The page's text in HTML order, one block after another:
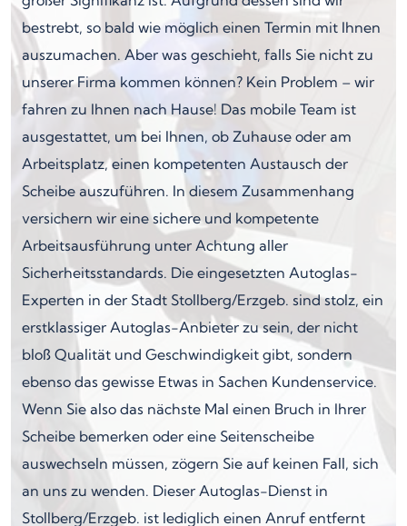
bestrebt, so bald wie möglich einen Termin mit Ihnen
auszumachen. Aber was geschieht, falls Sie nicht zu
unserer Firma kommen können? Kein Problem – wir
fahren zu Ihnen nach Hause! Das mobile Team ist
ausgestattet, um bei Ihnen, ob Zuhause oder am
Arbeitsplatz, einen kompetenten Austausch der
Scheibe auszuführen. In diesem Zusammenhang
versichern wir eine sichere und kompetente
Arbeitsausführung unter Achtung aller
Sicherheitsstandards. Die eingesetzten Autoglas-
Experten in der Stadt Stollberg/Erzgeb. sind stolz, ein
erstklassiger Autoglas-Anbieter zu sein, der nicht
bloß Qualität und Geschwindigkeit gibt, sondern
ebenso das gewisse Etwas in Sachen Kundenservice.
Wenn Sie also das nächste Mal einen Bruch in Ihrer
Scheibe bemerken oder eine Seitenscheibe
auswechseln müssen, zögern Sie auf keinen Fall, sich
an uns zu wenden. Dieser Autoglas-Dienst in
Stollberg/Erzgeb. ist lediglich einen Anruf entfernt